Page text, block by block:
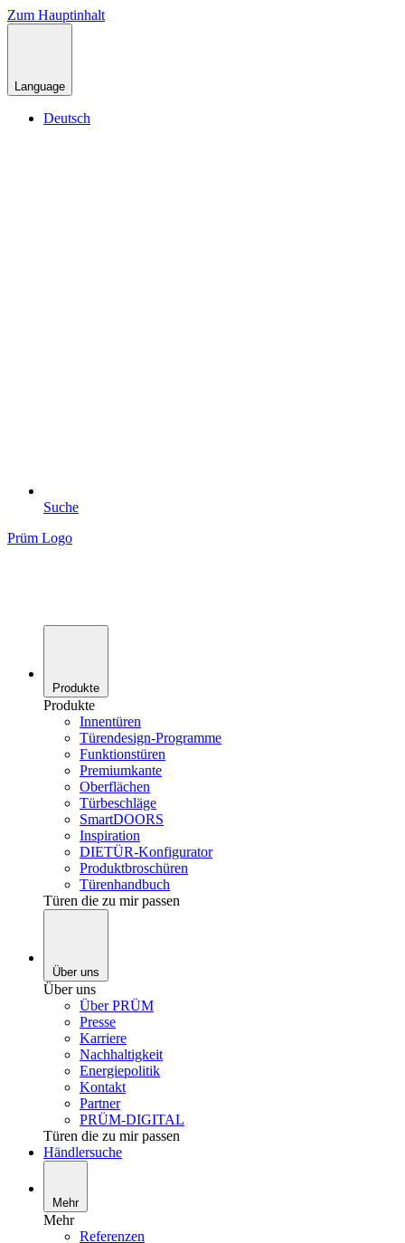
Zum Hauptinhalt
Language
Deutsch
Suche
Prüm Logo
Produkte
Produkte
Innentüren
Türendesign-Programme
Funktionstüren
Premiumkante
Oberflächen
Türbeschläge
SmartDOORS
Inspiration
DIETÜR-Konfigurator
Produktbroschüren
Türenhandbuch
Türen die zu mir passen
Über uns
Über uns
Über PRÜM
Presse
Karriere
Nachhaltigkeit
Energiepolitik
Kontakt
Partner
PRÜM-DIGITAL
Türen die zu mir passen
Händlersuche
Mehr
Mehr
Referenzen